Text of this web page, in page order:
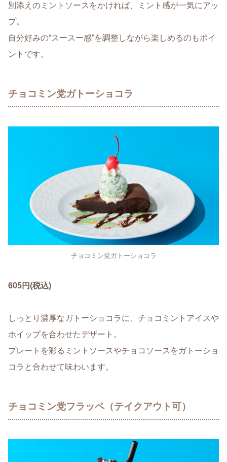
別添えのミントソースをかければ、ミント感が一気にアッ
プ。
自分好みの“スースー感”を調整しながら楽しめるのもポイ
ントです。
チョコミン党ガトーショコラ
チョコミン党ガトーショコラ
605円(税込)
しっとり濃厚なガトーショコラに、チョコミントアイスや
ホイップを合わせたデザート。
プレートを彩るミントソースやチョコソースをガトーショ
コラと合わせて味わいます。
チョコミン党フラッペ（テイクアウト可）